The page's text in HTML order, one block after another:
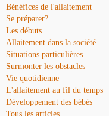
Bénéfices de l'allaitement
Se préparer?
Les débuts
Allaitement dans la société
Situations particulières
Surmonter les obstacles
Vie quotidienne
L'allaitement au fil du temps
Développement des bébés
Tous les articles